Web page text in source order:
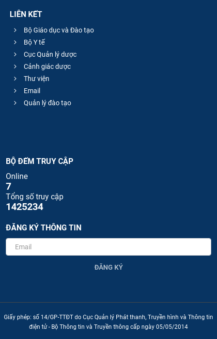
LIÊN KẾT
Bộ Giáo dục và Đào tạo
Bộ Y tế
Cục Quản lý dược
Cảnh giác dược
Thư viện
Email
Quản lý đào tạo
BỘ ĐẾM TRUY CẬP
Online
7
Tổng số truy cập
1425234
ĐĂNG KÝ THÔNG TIN
ĐĂNG KÝ
Giấy phép: số 14/GP-TTĐT do Cục Quản lý Phát thanh, Truyền hình và Thông tin
điện tử - Bộ Thông tin và Truyền thông cấp ngày 05/05/2014